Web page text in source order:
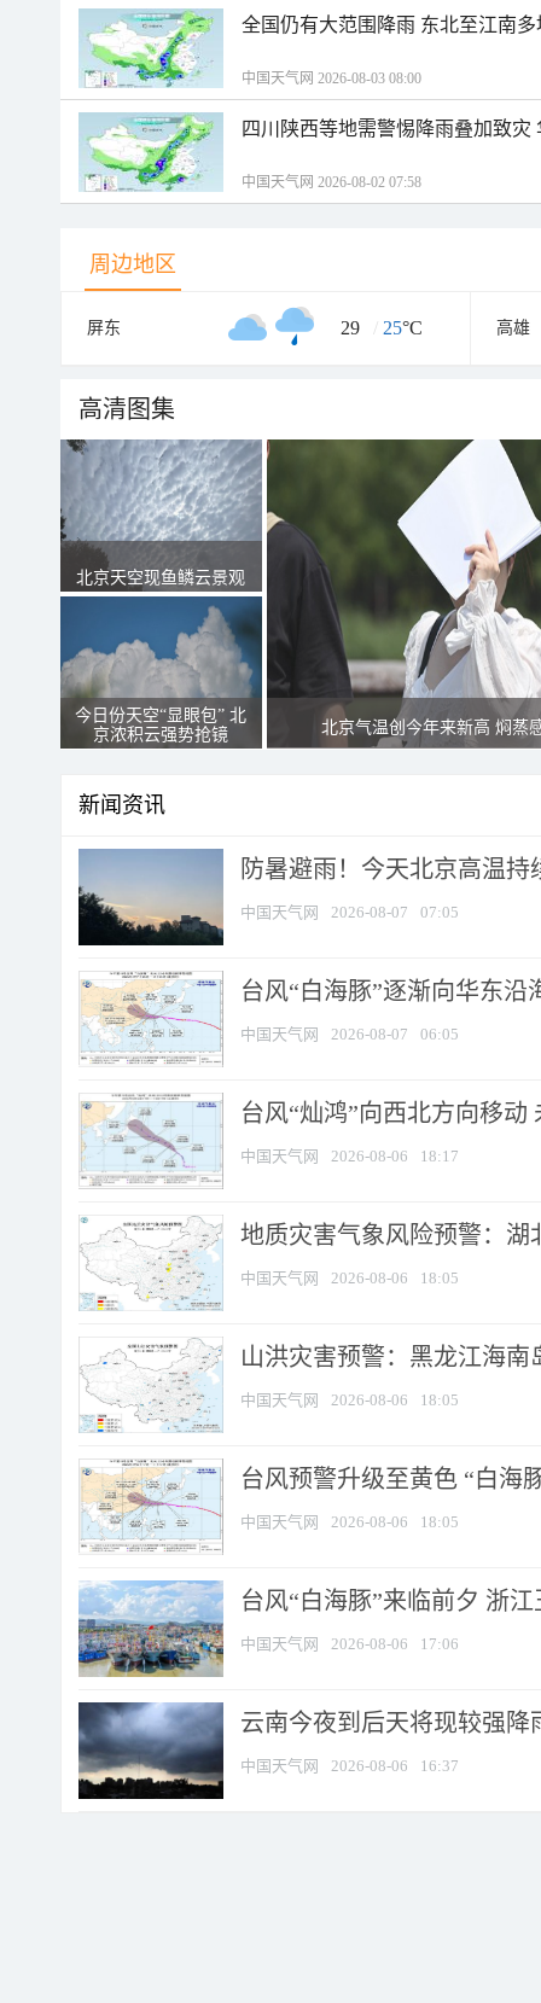
全国仍有大范围降雨 东北至江南
中国天气网 2026-08-03 08:00
四川陕西等地需警惕降雨叠加致
中国天气网 2026-08-02 07:58
周边地区
屏东 29 / 25°C 高雄
高清图集
北京天空现鱼鳞云景观
今日份天空“显眼包” 北
京浓积云强势抢镜
北京气温创今年来新高 焖蒸
新闻资讯
防暑避雨！今天北京高温
中国天气网 2026-08-07 07:05
台风“白海豚”逐渐向华东沿
中国天气网 2026-08-07 06:05
台风“灿鸿”向西北方向移动
中国天气网 2026-08-06 18:17
地质灾害气象风险预警：湖
中国天气网 2026-08-06 18:05
山洪灾害预警：黑龙江海
中国天气网 2026-08-06 18:05
台风预警升级至黄色 “白海
中国天气网 2026-08-06 18:05
台风“白海豚”来临前夕 浙
中国天气网 2026-08-06 17:06
云南今夜到后天将现较强降
中国天气网 2026-08-06 16:37